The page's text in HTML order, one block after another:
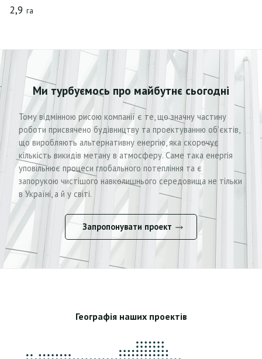
2,9 га
Ми турбуємось про майбутнє сьогодні
Тому відмінною рисою компанії є те, що значну частину
роботи присвячено будівництву та проектуванню об’єктів,
що виробляють альтернативну енергію, яка скорочує
кількість викидів метану в атмосферу. Саме така енергія
уповільнює процеси глобального потепління та є
запорукою чистішого навколишнього середовища не тільки
в Україні, а й у світі.
Запропонувати проект
Географія наших проектів